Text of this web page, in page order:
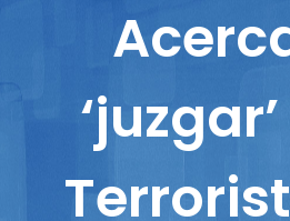
Reportajes
Columnistas
Contacto